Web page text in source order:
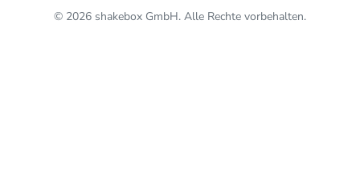
© 2026 shakebox GmbH. Alle Rechte vorbehalten.